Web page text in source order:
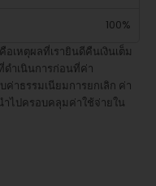
100%
เหตุผลที่เรายินดีคืนเงินเต็ม
ดำเนินการก่อนที่ค่า
ค่าธรรมเนียมการยกเลิก ค่า
ำไปครอบคลุมค่าใช้จ่ายใน